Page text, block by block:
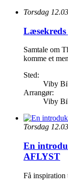
Torsdag
Samtale om
komme et
Sted:
Viby
Arrangør:
Viby
Torsdag
En
AFLYST
Få